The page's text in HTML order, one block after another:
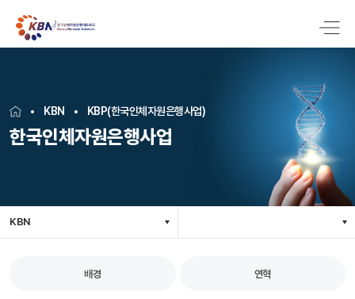
KBN KBP(한국인체자원은행사업)
한국인체자원은행사업
KBN
배경 연혁